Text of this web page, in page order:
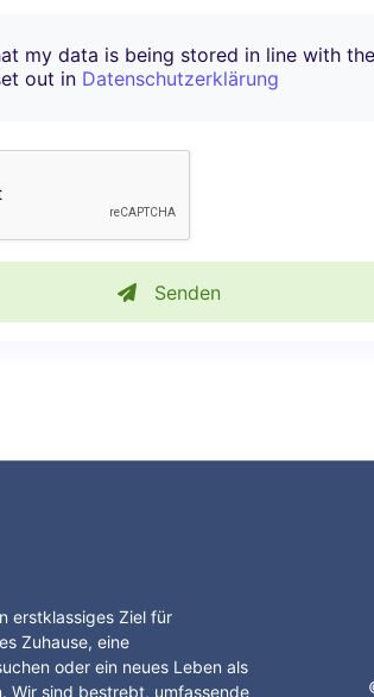
my data is being stored in line with the
out in Datenschutzerklärung
Senden
erstklassiges Ziel für
Zuhause, eine
oder ein neues Leben als
Wir sind bestrebt, umfassende